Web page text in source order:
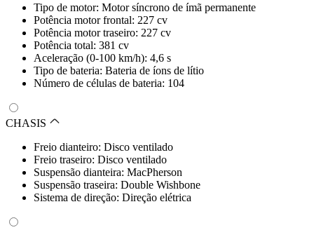
Tipo de motor: Motor síncrono de ímã permanente
Potência motor frontal: 227 cv
Potência motor traseiro: 227 cv
Potência total: 381 cv
Aceleração (0-100 km/h): 4,6 s
Tipo de bateria: Bateria de íons de lítio
Número de células de bateria: 104
CHASIS
Freio dianteiro: Disco ventilado
Freio traseiro: Disco ventilado
Suspensão dianteira: MacPherson
Suspensão traseira: Double Wishbone
Sistema de direção: Direção elétrica